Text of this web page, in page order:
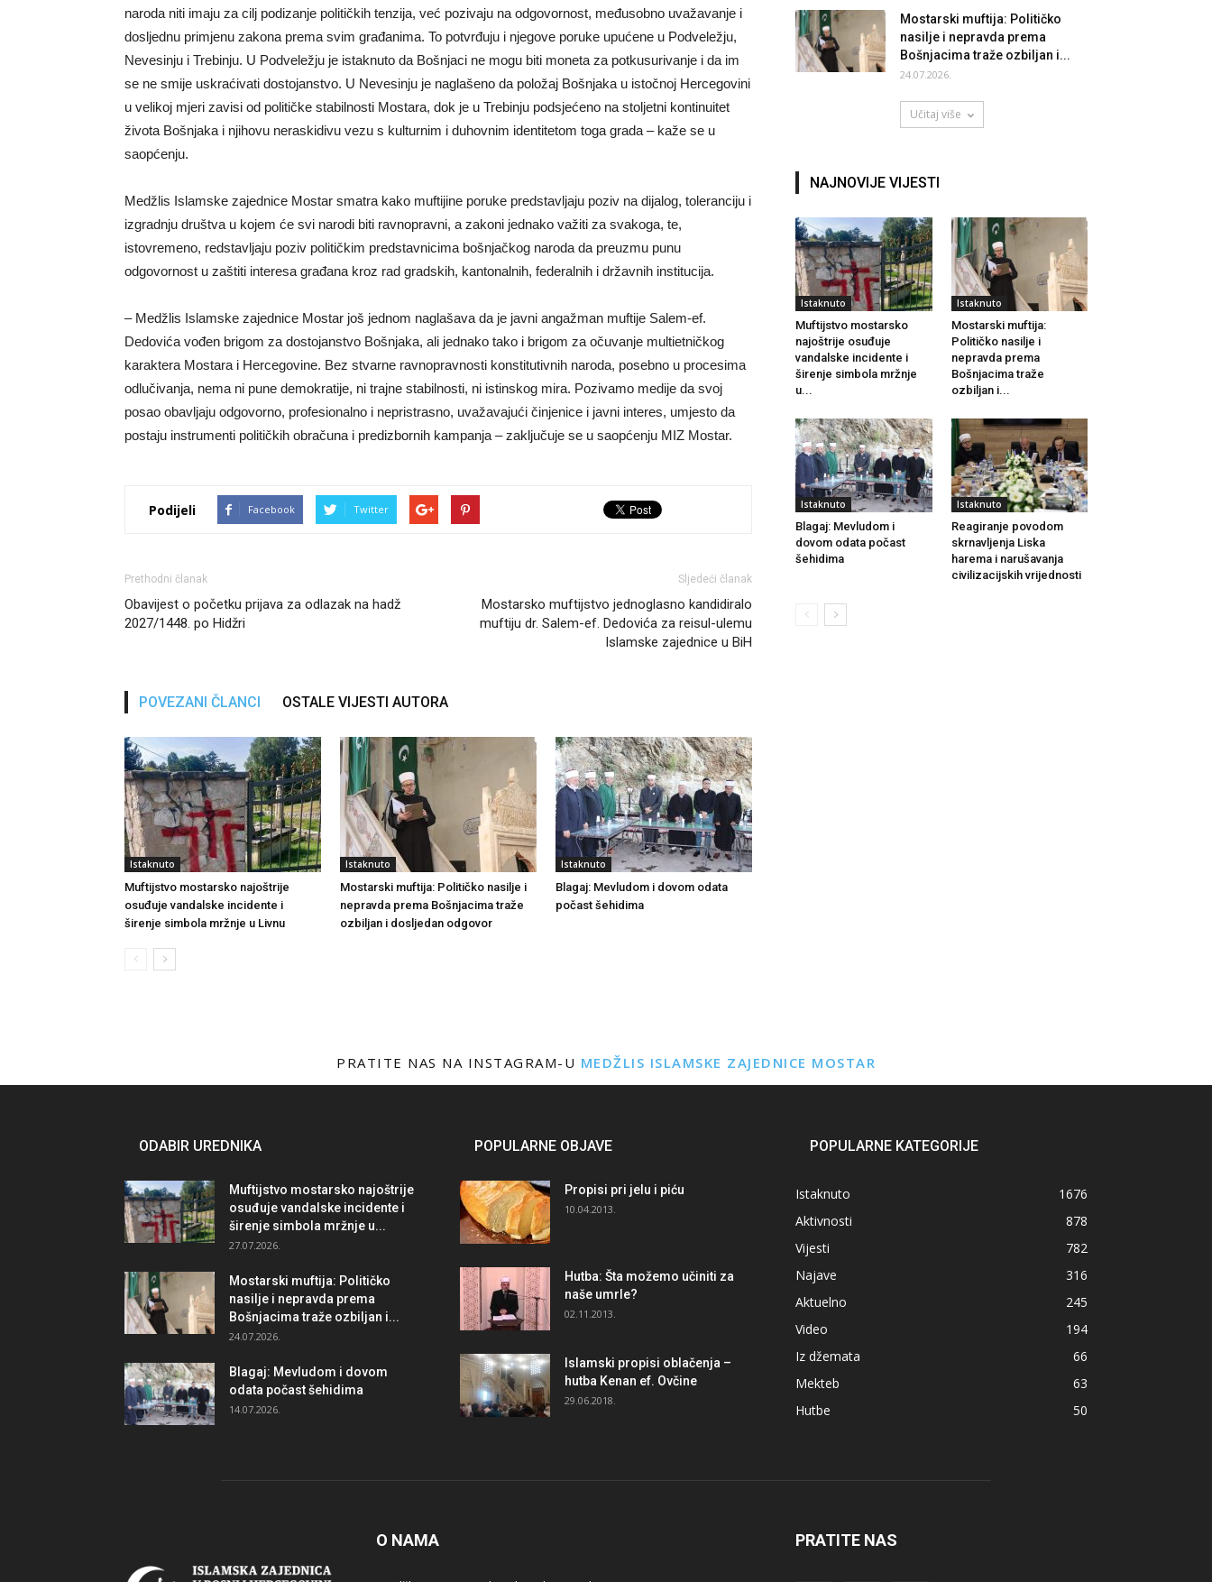
naroda niti imaju za cilj podizanje političkih tenzija, već pozivaju na odgovornost, međusobno uvažavanje i
dosljednu primjenu zakona prema svim građanima. To potvrđuju i njegove poruke upućene u Podveležju,
Nevesinju i Trebinju. U Podveležju je istaknuto da Bošnjaci ne mogu biti moneta za potkusurivanje i da im
se ne smije uskraćivati dostojanstvo. U Nevesinju je naglašeno da položaj Bošnjaka u istočnoj Hercegovini
u velikoj mjeri zavisi od političke stabilnosti Mostara, dok je u Trebinju podsjećeno na stoljetni kontinuitet
života Bošnjaka i njihovu neraskidivu vezu s kulturnim i duhovnim identitetom toga grada – kaže se u
saopćenju.
Medžlis Islamske zajednice Mostar smatra kako muftijine poruke predstavljaju poziv na dijalog, toleranciju i
izgradnju društva u kojem će svi narodi biti ravnopravni, a zakoni jednako važiti za svakoga, te,
istovremeno, redstavljaju poziv političkim predstavnicima bošnjačkog naroda da preuzmu punu
odgovornost u zaštiti interesa građana kroz rad gradskih, kantonalnih, federalnih i državnih institucija.
– Medžlis Islamske zajednice Mostar još jednom naglašava da je javni angažman muftije Salem-ef.
Dedovića vođen brigom za dostojanstvo Bošnjaka, ali jednako tako i brigom za očuvanje multietničkog
karaktera Mostara i Hercegovine. Bez stvarne ravnopravnosti konstitutivnih naroda, posebno u procesima
odlučivanja, nema ni pune demokratije, ni trajne stabilnosti, ni istinskog mira. Pozivamo medije da svoj
posao obavljaju odgovorno, profesionalno i nepristrasno, uvažavajući činjenice i javni interes, umjesto da
postaju instrumenti političkih obračuna i predizbornih kampanja – zaključuje se u saopćenju MIZ Mostar.
Podijeli Facebook Twitter
Prethodni članak
Obavijest o početku prijava za odlazak na hadž
2027/1448. po Hidžri
Sljedeći članak
Mostarsko muftijstvo jednoglasno kandidiralo
muftiju dr. Salem-ef. Dedovića za reisul-ulemu
Islamske zajednice u BiH
POVEZANI ČLANCI OSTALE VIJESTI AUTORA
Istaknuto
Muftijstvo mostarsko najoštrije
osuđuje vandalske incidente i
širenje simbola mržnje u Livnu
Istaknuto
Mostarski muftija: Političko nasilje i
nepravda prema Bošnjacima traže
ozbiljan i dosljedan odgovor
Istaknuto
Blagaj: Mevludom i dovom odata
počast šehidima
Mostarski muftija: Političko
nasilje i nepravda prema
Bošnjacima traže ozbiljan i...
24.07.2026.
Učitaj više
NAJNOVIJE VIJESTI
Istaknuto
Muftijstvo mostarsko
najoštrije osuđuje
vandalske incidente i
širenje simbola mržnje
u...
Istaknuto
Mostarski muftija:
Političko nasilje i
nepravda prema
Bošnjacima traže
ozbiljan i...
Istaknuto
Blagaj: Mevludom i
dovom odata počast
šehidima
Istaknuto
Reagiranje povodom
skrnavljenja Liska
harema i narušavanja
civilizacijskih vrijednosti
PRATITE NAS NA INSTAGRAM-U MEDŽLIS ISLAMSKE ZAJEDNICE MOSTAR
ODABIR UREDNIKA
Muftijstvo mostarsko najoštrije
osuđuje vandalske incidente i
širenje simbola mržnje u...
27.07.2026.
Mostarski muftija: Političko
nasilje i nepravda prema
Bošnjacima traže ozbiljan i...
24.07.2026.
Blagaj: Mevludom i dovom
odata počast šehidima
14.07.2026.
POPULARNE OBJAVE
Propisi pri jelu i piću
10.04.2013.
Hutba: Šta možemo učiniti za
naše umrle?
02.11.2013.
Islamski propisi oblačenja –
hutba Kenan ef. Ovčine
29.06.2018.
POPULARNE KATEGORIJE
Istaknuto
1676
Aktivnosti
878
Vijesti
782
Najave
316
Aktuelno
245
Video
194
Iz džemata
66
Mekteb
63
Hutbe
50
O NAMA PRATITE NAS